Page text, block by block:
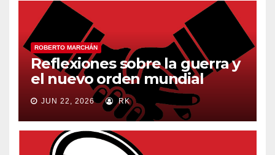
ROBERTO MARCHÁN
Reflexiones sobre la guerra y
el nuevo orden mundial
JUN 22, 2026 RK